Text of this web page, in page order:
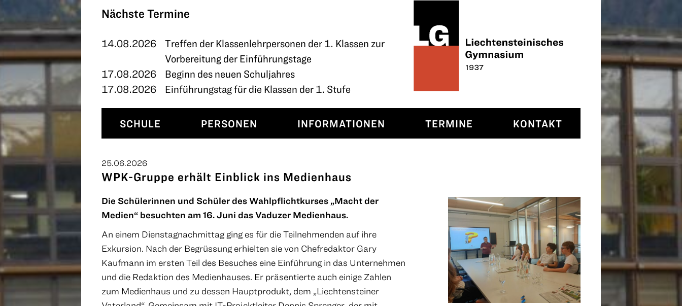
Nächste Termine
14.08.2026
Treffen der Klassenlehrpersonen der 1. Klassen zur
Vorbereitung der Einführungstage
17.08.2026
Beginn des neuen Schuljahres
17.08.2026
Einführungstag für die Klassen der 1. Stufe
SCHULE PERSONEN INFORMATIONEN TERMINE KONTAKT
KONTAKT
25.06.2026
WPK-Gruppe erhält Einblick ins Medienhaus
Die Schülerinnen und Schüler des Wahlpflichtkurses „Macht der
Medien“ besuchten am 16. Juni das Vaduzer Medienhaus.
An einem Dienstagnachmittag ging es für die Teilnehmenden auf ihre
Exkursion. Nach der Begrüssung erhielten sie von Chefredaktor Gary
Kaufmann im ersten Teil des Besuches eine Einführung in das Unternehmen
und die Redaktion des Medienhauses. Er präsentierte auch einige Zahlen
zum Medienhaus und zu dessen Hauptprodukt, dem „Liechtensteiner